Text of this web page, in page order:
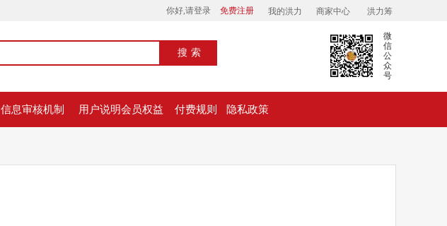
你好,请登录 免费注册 我的洪力 商家中心 洪力筹
搜索
微
信
公
众
号
信息审核机制 用户说明会员权益 付费规则 隐私政策